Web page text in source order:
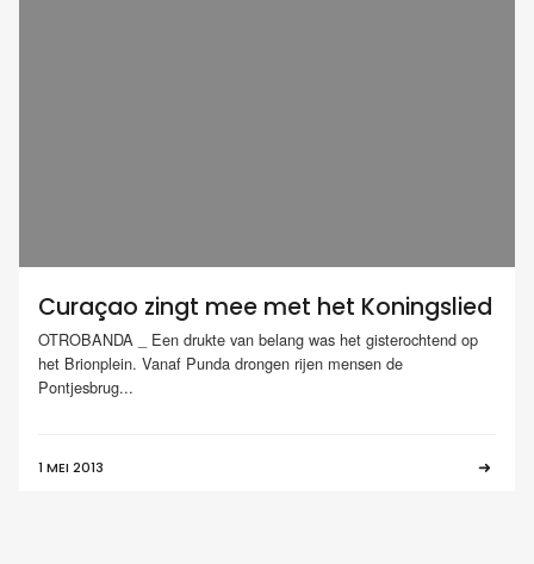
Curaçao zingt mee met het Koningslied
OTROBANDA _ Een drukte van belang was het gisterochtend op
het Brionplein. Vanaf Punda drongen rijen mensen de
Pontjesbrug...
1 MEI 2013